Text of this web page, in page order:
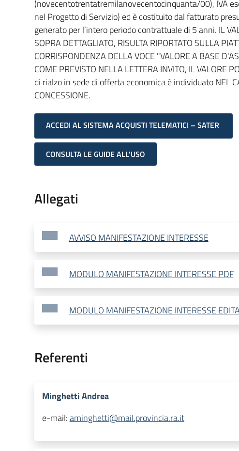
(novecentotrentatremilanovecentocinquanta/00), IVA
nel Progetto di Servizio) ed è costituito dal fatturato
generato per l’intero periodo contrattuale di 5 anni. IL
SOPRA DETTAGLIATO, RISULTA RIPORTATO SULLA
CORRISPONDENZA DELLA VOCE "VALORE A BASE
COME PREVISTO NELLA LETTERA INVITO, IL VALORE
di rialzo in sede di offerta economica è individuato NEL
CONCESSIONE.
ACCEDI AL SISTEMA ACQUISTI TELEMATICI – SATER
CONSULTA LE GUIDE ALL'USO
Allegati
AVVISO MANIFESTAZIONE INTERESSE
MODULO MANIFESTAZIONE INTERESSE PDF
MODULO MANIFESTAZIONE INTERESSE
Referenti
Minghetti Andrea
e-mail:aminghetti@mail.provincia.ra.it